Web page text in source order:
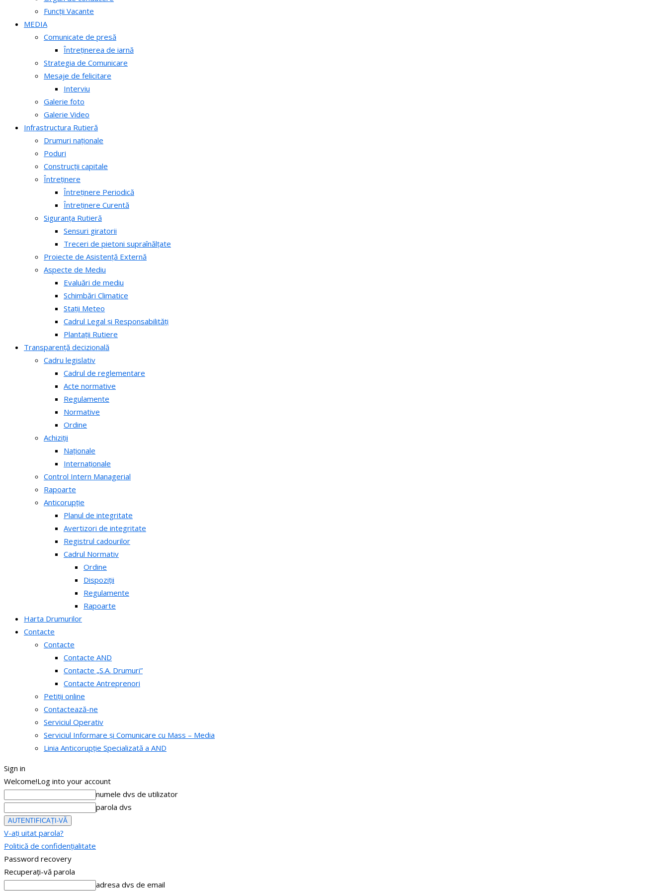
Funcții Vacante
MEDIA
Comunicate de presă
Întreținerea de iarnă
Strategia de Comunicare
Mesaje de felicitare
Interviu
Galerie foto
Galerie Video
Infrastructura Rutieră
Drumuri naționale
Poduri
Construcții capitale
Întreținere
Întreținere Periodică
Întreținere Curentă
Siguranța Rutieră
Sensuri giratorii
Treceri de pietoni supraînălțate
Proiecte de Asistență Externă
Aspecte de Mediu
Evaluări de mediu
Schimbări Climatice
Stații Meteo
Cadrul Legal și Responsabilități
Plantații Rutiere
Transparență decizională
Cadru legislativ
Cadrul de reglementare
Acte normative
Regulamente
Normative
Ordine
Achiziții
Naționale
Internaționale
Control Intern Managerial
Rapoarte
Anticorupție
Planul de integritate
Avertizori de integritate
Registrul cadourilor
Cadrul Normativ
Ordine
Dispoziții
Regulamente
Rapoarte
Harta Drumurilor
Contacte
Contacte
Contacte AND
Contacte „S.A. Drumuri”
Contacte Antreprenori
Petiții online
Contactează-ne
Serviciul Operativ
Serviciul Informare și Comunicare cu Mass – Media
Linia Anticorupție Specializată a AND
Sign in
Welcome!Log into your account
numele dvs de utilizator
parola dvs
V-ați uitat parola?
Politică de confidențialitate
Password recovery
Recuperați-vă parola
adresa dvs de email